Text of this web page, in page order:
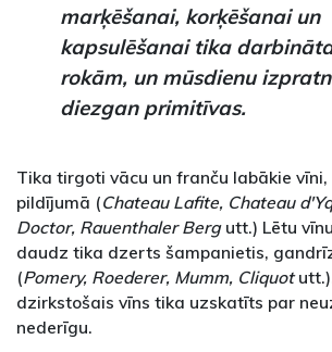
marķēšanai, korķēšanai un
kapsulēšanai tika
rokām, un mūsdienu
diezgan primitīvas.
Tika tirgoti vācu un franču labākie
pildījumā (Chateau Lafite, Chateau
Doctor, Rauenthaler Bergutt.) Lētu
daudz tika dzerts šampanietis,
(Pomery, Roederer, Mumm, Cliquot
dzirkstošais vīns tika uzskatīts par
nederīgu.